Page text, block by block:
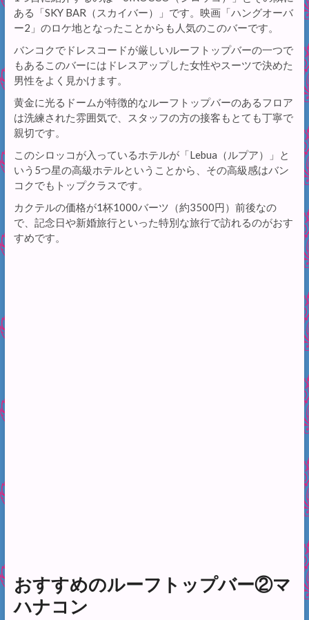
ある「SKY BAR（スカイバー）」です。映画「ハングオーバ
ー2」のロケ地となったことからも人気のこのバーです。
バンコクでドレスコードが厳しいルーフトップバーの一つで
もあるこのバーにはドレスアップした女性やスーツで決めた
男性をよく見かけます。
黄金に光るドームが特徴的なルーフトップバーのあるフロア
は洗練された雰囲気で、スタッフの方の接客もとても丁寧で
親切です。
このシロッコが入っているホテルが「Lebua（ルプア）」と
いう5つ星の高級ホテルということから、その高級感はバン
コクでもトップクラスです。
カクテルの価格が1杯1000バーツ（約3500円）前後なの
で、記念日や新婚旅行といった特別な旅行で訪れるのがおす
すめです。
おすすめのルーフトップバー②マ
ハナコン